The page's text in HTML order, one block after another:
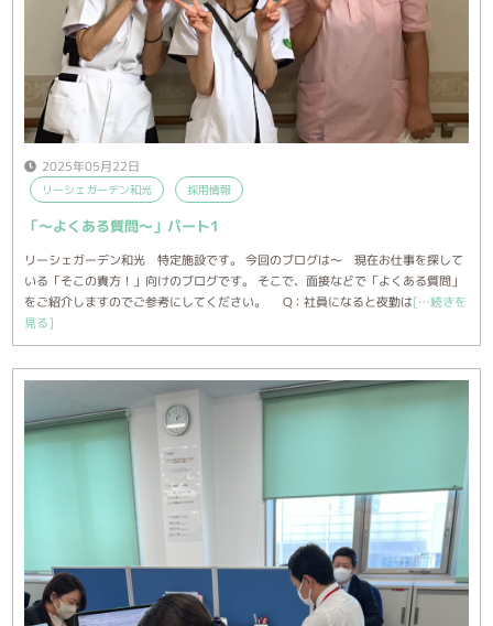
2025年05月22日
リーシェガーデン和光 採用情報
「～よくある質問～」パート1
リーシェガーデン和光 特定施設です。 今回のブログは～ 現在お仕事を探して
いる「そこの貴方！」向けのブログです。 そこで、面接などで「よくある質問」
をご紹介しますのでご参考にしてください。 Q：社員になると夜勤は[…続きを
見る]